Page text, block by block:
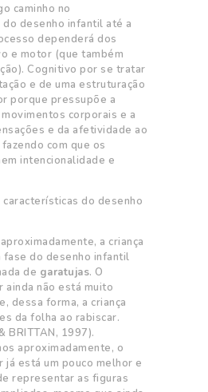
caminho no
desenho infantil até a
dependerá dos
e motor (que também
Cognitivo por se tratar
e de uma estruturação
porque pressupõe a
corporais e a
e da afetividade ao
com que os
intencionalidade e
características do desenho
a criança
fase do desenho infantil
de garatujas. O
ainda não está muito
dessa forma, a criança
da folha ao rabiscar.
BRITTAN, 1997).
aproximadamente, o
já está um pouco melhor e
representar as figuras